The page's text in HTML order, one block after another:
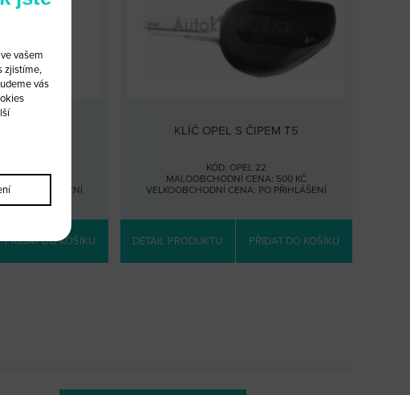
500 KČ
PO PŘIHLÁŠENÍ
PŘIDAT DO KOŠÍKU
KLÍČ OPEL S ČIPEM T5
KÓD: OPEL 22
MALOOBCHODNÍ CENA: 500 KČ
VELKOOBCHODNÍ CENA: PO PŘIHLÁŠENÍ
DETAIL PRODUKTU PŘIDAT DO KOŠÍKU
vašem
zjistíme,
vás